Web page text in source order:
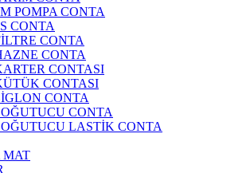
POMPA CONTA
CONTA
CONTA
CONTA
CONTASI
CONTASI
CONTA
CONTA
LASTİK CONTA
MAT